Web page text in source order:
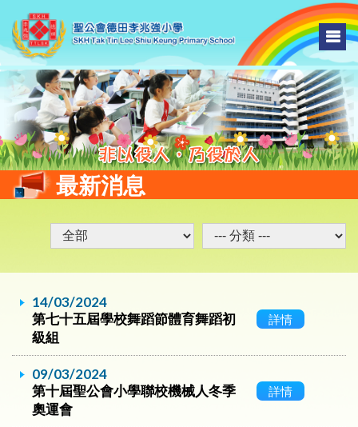
最新消息
14/03/2024
第七十五屆學校舞蹈節體育舞蹈初
級組
詳情
09/03/2024
第十屆聖公會小學聯校機械人冬季
奧運會
詳情